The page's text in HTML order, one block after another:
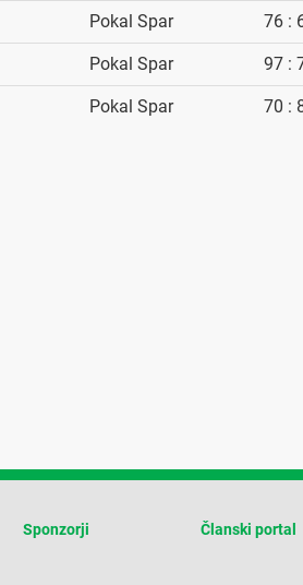
Pokal Spar 76 :
Pokal Spar 97 :
Pokal Spar 70 :
Sponzorji Članski portal